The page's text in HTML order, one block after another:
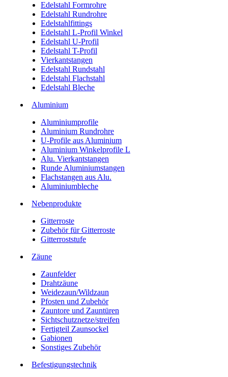
Edelstahl Formrohre
Edelstahl Rundrohre
Edelstahlfittings
Edelstahl L-Profil Winkel
Edelstahl U-Profil
Edelstahl T-Profil
Vierkantstangen
Edelstahl Rundstahl
Edelstahl Flachstahl
Edelstahl Bleche
Aluminium
Aluminiumprofile
Aluminium Rundrohre
U-Profile aus Aluminium
Aluminium Winkelprofile L
Alu. Vierkantstangen
Runde Aluminiumstangen
Flachstangen aus Alu.
Aluminiumbleche
Nebenprodukte
Gitterroste
Zubehör für Gitterroste
Gitterroststufe
Zäune
Zaunfelder
Drahtzäune
Weidezaun/Wildzaun
Pfosten und Zubehör
Zauntore und Zauntüren
Sichtschutznetze/streifen
Fertigteil Zaunsockel
Gabionen
Sonstiges Zubehör
Befesti­gungstechnik